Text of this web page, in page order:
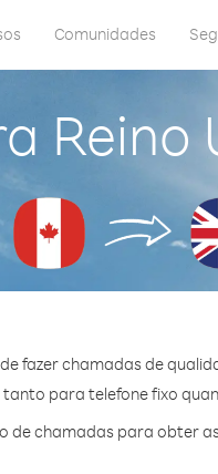
Comunidades
Reino
fazer chamadas de
para telefone fixo
de chamadas para obter